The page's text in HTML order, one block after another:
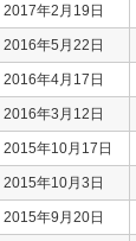
2017年2月19日
2016年5月22日
2016年4月17日
2016年3月12日
2015年10月17日
2015年10月3日
2015年9月20日